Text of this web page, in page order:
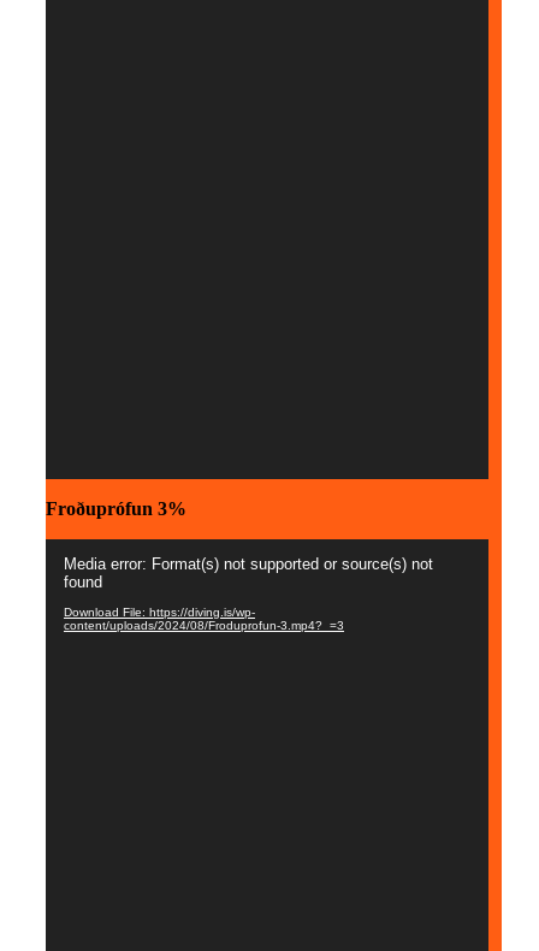
Froðuprófun 3%
Media error: Format(s) not supported or source(s) not
found
Download File: https://diving.is/wp-
content/uploads/2024/08/Froduprofun-3.mp4?_=3